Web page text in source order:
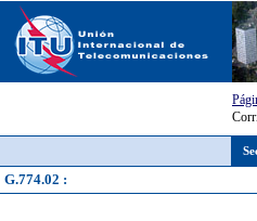
G.774.02 :